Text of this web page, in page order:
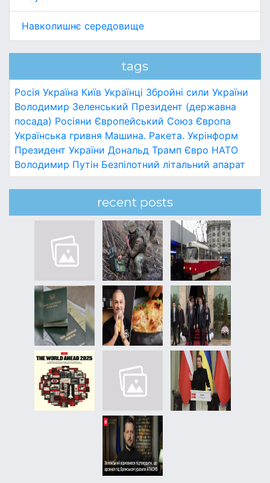
Навколишнє середовище
tags
Росія Україна Київ Українці Збройні сили України
Володимир Зеленський Президент (державна
посада) Росіяни Європейський Союз Європа
Українська гривня Машина. Ракета. Укрінформ
Президент України Дональд Трамп Євро НАТО
Володимир Путін Безпілотний літальний апарат
recent posts